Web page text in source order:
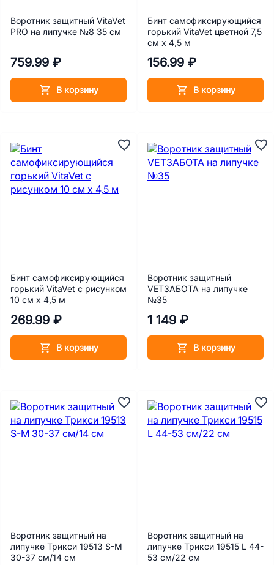
Воротник защитный VitaVet
PRO на липучке №8 35 см
759.99 ₽
В корзину
Бинт самофиксирующийся
горький VitaVet цветной 7,5
см х 4,5 м
156.99 ₽
В корзину
Бинт самофиксирующийся
горький VitaVet с рисунком
10 см х 4,5 м
269.99 ₽
В корзину
Воротник защитный
VETЗАБОТА на липучке
№35
1 149 ₽
В корзину
Воротник защитный на
липучке Трикси 19513 S-M
30-37 см/14 см
Воротник защитный на
липучке Трикси 19515 L 44-
53 см/22 см